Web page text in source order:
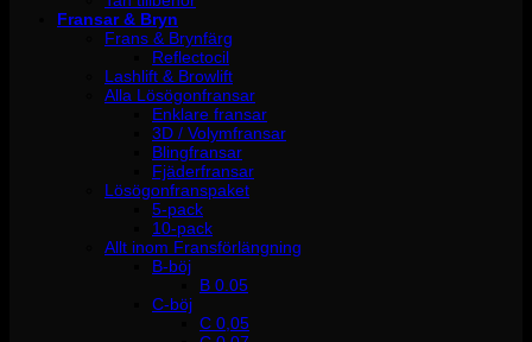
Fransar & Bryn
Frans & Brynfärg
Reflectocil
Lashlift & Browlift
Alla Lösögonfransar
Enklare fransar
3D / Volymfransar
Blingfransar
Fjäderfransar
Lösögonfranspaket
5-pack
10-pack
Allt inom Fransförlängning
B-böj
B 0.05
C-böj
C 0,05